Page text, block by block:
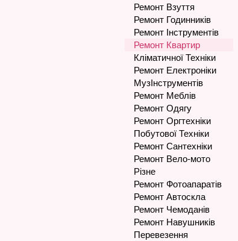
Ремонт Взуття
Ремонт Годинників
Ремонт Інструментів
Ремонт Квартир
Кліматичної Техніки
Ремонт Електроніки
МузІнструментів
Ремонт Меблів
Ремонт Одягу
Ремонт Оргтехніки
Побутової Техніки
Ремонт Сантехніки
Ремонт Вело-мото
Різне
Ремонт Фотоапаратів
Ремонт Автоскла
Ремонт Чемоданів
Ремонт Навушників
Перевезення